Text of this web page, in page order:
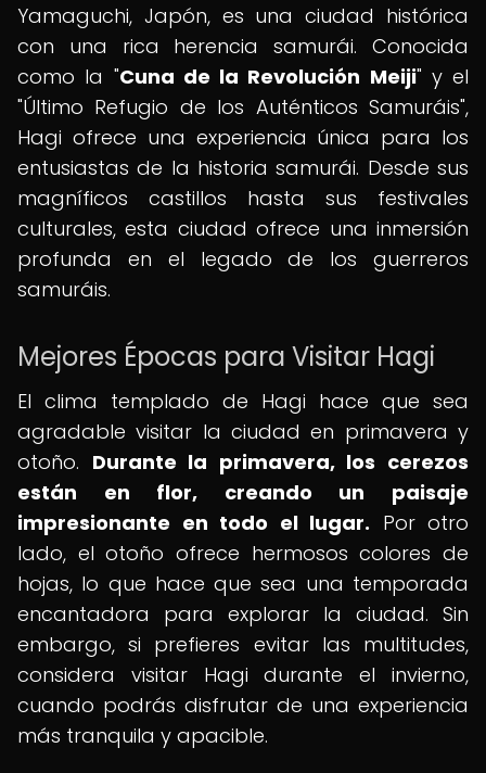
Yamaguchi, Japón, es una ciudad histórica
con una rica herencia samurái. Conocida
como la "Cuna de la Revolución Meiji" y el
"Último Refugio de los Auténticos Samuráis",
Hagi ofrece una experiencia única para los
entusiastas de la historia samurái. Desde sus
magníficos castillos hasta sus festivales
culturales, esta ciudad ofrece una inmersión
profunda en el legado de los guerreros
samuráis.
Mejores Épocas para Visitar Hagi
El clima templado de Hagi hace que sea
agradable visitar la ciudad en primavera y
otoño. Durante la primavera, los cerezos
están en flor, creando un paisaje
impresionante en todo el lugar. Por otro
lado, el otoño ofrece hermosos colores de
hojas, lo que hace que sea una temporada
encantadora para explorar la ciudad. Sin
embargo, si prefieres evitar las multitudes,
considera visitar Hagi durante el invierno,
cuando podrás disfrutar de una experiencia
más tranquila y apacible.